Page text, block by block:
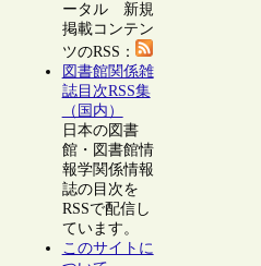
ータル 新規
掲載コンテン
ツのRSS：
図書館関係雑
誌目次RSS集
（国内）
日本の図書
館・図書館情
報学関係情報
誌の目次を
RSSで配信し
ています。
このサイトに